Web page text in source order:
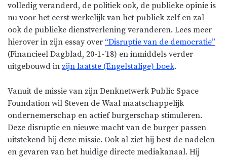
volledig veranderd, de politiek ook, de publieke opinie is
nu voor het eerst werkelijk van het publiek zelf en zal
ook de publieke dienstverlening veranderen. Lees meer
hierover in zijn essay over “Disruptie van de democratie”
(Financieel Dagblad, 20-1-’18) en inmiddels verder
uitgebouwd in zijn laatste (Engelstalige) boek.
Vanuit de missie van zijn Denknetwerk Public Space
Foundation wil Steven de Waal maatschappelijk
ondernemerschap en actief burgerschap stimuleren.
Deze disruptie en nieuwe macht van de burger passen
uitstekend bij deze missie. Ook al ziet hij best de nadelen
en gevaren van het huidige directe mediakanaal. Hij